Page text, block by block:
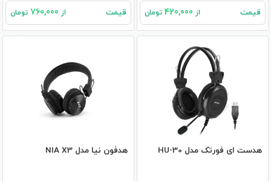
قیمت از تومان قیمت از تومان
هدست ای فورتک مدل HU-30 هدفون نیا مدل NIA X3